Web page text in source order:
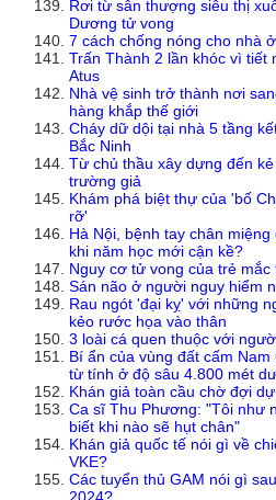
Rơi từ sân thượng siêu thị
Dương tử vong
7 cách chống nóng cho nhà
Trấn Thành 2 lần khóc vì tiết
Atus
Nhà vệ sinh trở thành nơi
hàng khắp thế giới
Cháy dữ dội tại nhà 5 tầng
Bắc Ninh
Từ chủ thầu xây dựng đến
trường giả
Khám phá biệt thự của 'bố
rỡ'
Hà Nội, bệnh tay chân
khi năm học mới cận kề?
Nguy cơ tử vong của trẻ mắc
Sán não ở người nguy hiểm
Rau ngót 'đại kỵ' với những
kẻo rước họa vào thân
3 loài cá quen thuộc với
Bí ẩn của vùng đất cấm
từ tính ở độ sâu 4.800 mét
Khán giả toàn cầu chờ đợi
Ca sĩ Thu Phương: "Tôi như
biết khi nào sẽ hụt chân"
Khán giả quốc tế nói gì về
VKE?
Các tuyển thủ GAM nói gì